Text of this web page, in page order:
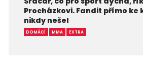
Procházkovi. Fandit přímo ke
nikdy nešel
DOMÁCÍ MMA EXTRA